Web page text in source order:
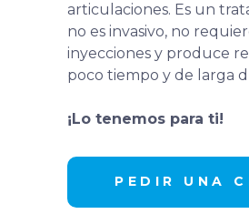
articulaciones. Es un
no es invasivo, no
inyecciones y produce
poco tiempo y de larga
¡Lo tenemos para ti!
PEDIR UNA